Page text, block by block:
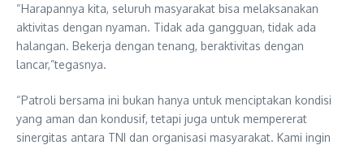
“Harapannya kita, seluruh masyarakat bisa melaksanakan
aktivitas dengan nyaman. Tidak ada gangguan, tidak ada
halangan. Bekerja dengan tenang, beraktivitas dengan
lancar,”tegasnya.
“Patroli bersama ini bukan hanya untuk menciptakan kondisi
yang aman dan kondusif, tetapi juga untuk mempererat
sinergitas antara TNI dan organisasi masyarakat. Kami ingin